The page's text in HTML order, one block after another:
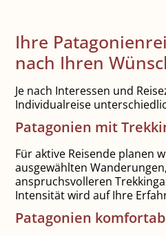
Ihre
nach Ihren
Je nach Interessen und
Individualreise
Patagonien mit
Für aktive Reisende planen
ausgewählten
anspruchsvolleren
Intensität wird auf Ihre
Patagonien